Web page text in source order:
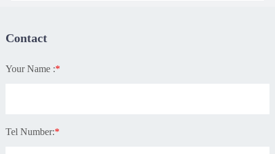
Contact
Your Name :*
Tel Number:*